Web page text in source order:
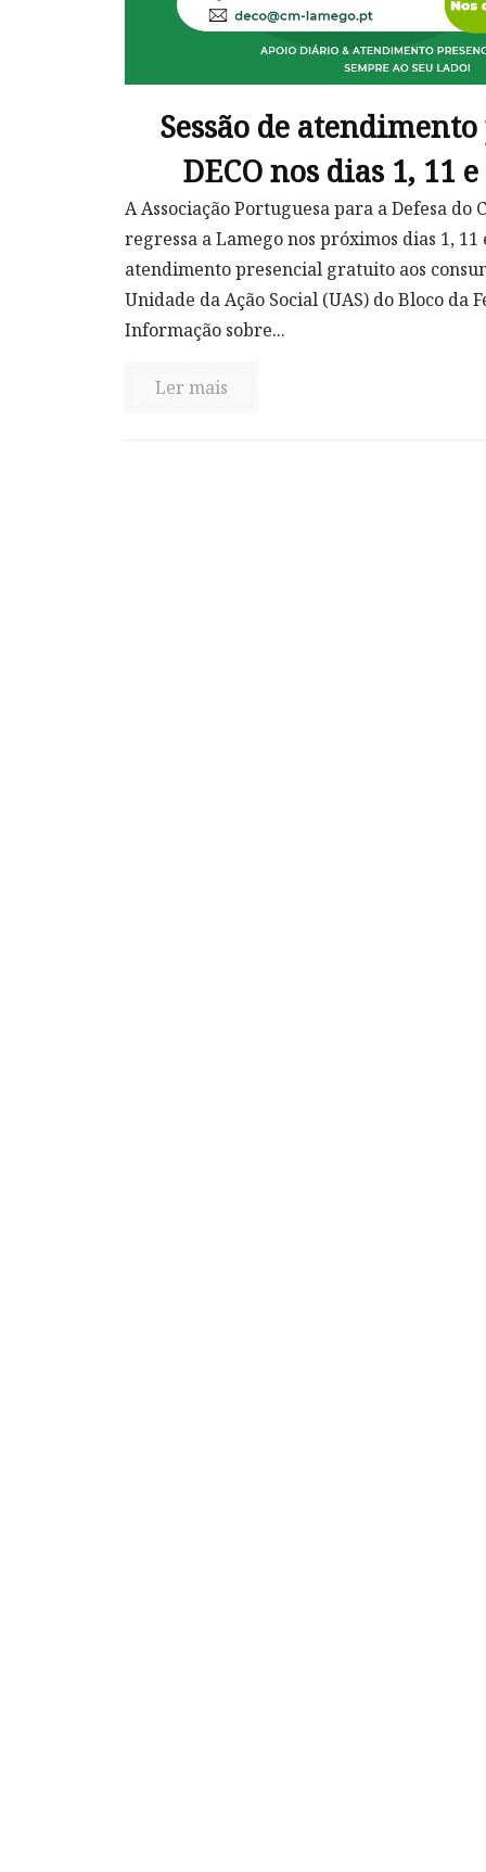
Sessão de
DECO nos dias 1, 11
A Associação Portuguesa para a Defesa do
regressa a Lamego nos próximos dias 1,
atendimento presencial gratuito aos
Unidade da Ação Social (UAS) do Bloco da
Informação sobre...
Ler mais